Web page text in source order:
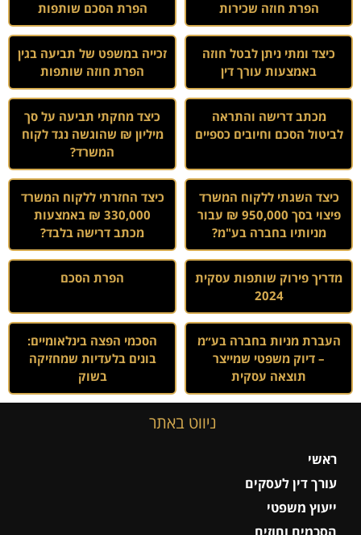
הפרת חוזה שכירות הפרת הסכם שותפות
כיצד ומתי ניתן לבטל חוזה
באמצעות עורך דין
זכייה במשפט של תביעה בגין
הפרת חוזה שותפות
מכתב דרישה והתראה
לביטול הסכם וחיובים כספיים
כיצד מחקתי תביעה על סך
מיליון ₪ שהוגשה נגד לקוח
המשרד?
כיצד השגתי ללקוח המשרד
פיצוי בסך 950,000 ₪ עבור
מניותיו בחברה בע"מ?
כיצד החזרתי ללקוח המשרד
330,000 ₪ באמצעות
מכתב דרישה בלבד?
מדריך פירוק שותפות עסקית
2024
הפרת הסכם
העברת מניות בחברה בע״מ
– דיוק משפטי שמייצר
תוצאה עסקית
הסכמי הפצה בינלאומיים:
בונים בלעדיות שמחזיקה
בשוק
ניווט באתר
ראשי
עורך דין לעסקים
ייעוץ משפטי